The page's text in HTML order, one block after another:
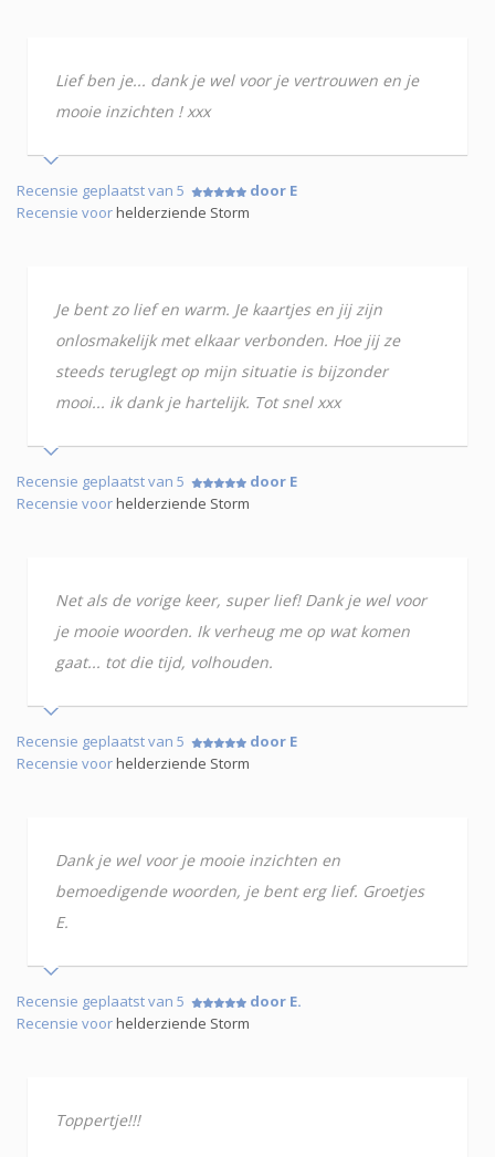
Lief ben je... dank je wel voor je vertrouwen en je
mooie inzichten ! xxx
Recensie geplaatst van 5
door E
Recensie voorhelderziende Storm
Je bent zo lief en warm. Je kaartjes en jij zijn
onlosmakelijk met elkaar verbonden. Hoe jij ze
steeds teruglegt op mijn situatie is bijzonder
mooi... ik dank je hartelijk. Tot snel xxx
Recensie geplaatst van 5
door E
Recensie voorhelderziende Storm
Net als de vorige keer, super lief! Dank je wel voor
je mooie woorden. Ik verheug me op wat komen
gaat... tot die tijd, volhouden.
Recensie geplaatst van 5
door E
Recensie voorhelderziende Storm
Dank je wel voor je mooie inzichten en
bemoedigende woorden, je bent erg lief. Groetjes
E.
Recensie geplaatst van 5
door E.
Recensie voorhelderziende Storm
Toppertje!!!